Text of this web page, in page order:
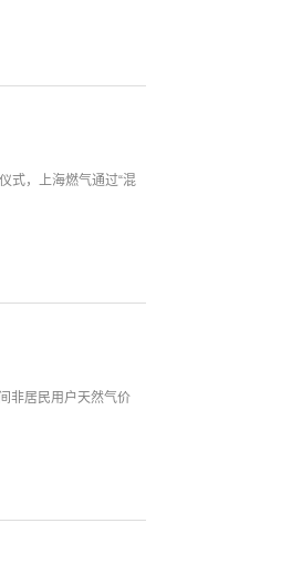
式，上海燃气通过“混
非居民用户天然气价